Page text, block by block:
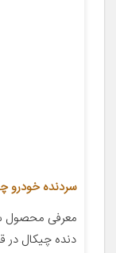
سردنده خودرو چیکال مدل 06
معرفی محصول
دنده چیکال